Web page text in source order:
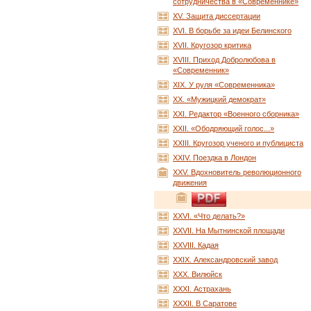
XV. Защита диссертации
XVI. В борьбе за идеи Белинского
XVII. Кругозор критика
XVIII. Приход Добролюбова в
«Современник»
XIX. У руля «Современника»
XX. «Мужицкий демократ»
XXI. Редактор «Военного сборника»
XXII. «Ободряющий голос...»
XXIII. Кругозор ученого и публициста
XXIV. Поездка в Лондон
XXV. Вдохновитель революционного
движения
XXVI. «Что делать?»
XXVII. На Мытнинской площади
XXVIII. Кадая
XXIX. Александровский завод
XXX. Вилюйск
XXXI. Астрахань
XXXII. В Саратове